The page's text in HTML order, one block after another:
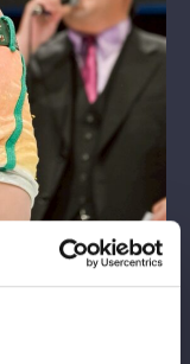
ッグマッチで